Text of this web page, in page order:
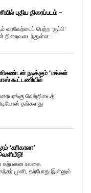
புதிய திரைப்படம் –
வரவேற்பைப் பெற்ற ‘குப்பி’
நிறைவடைந்துள்ள...
நடிக்கும் ‘மக்கள்
கூட்டணியில்
வெற்றியைத்
தங்களது
‘கரிகாலா’
கற்பனை உலகை
முனி, தற்போது இன்னும்